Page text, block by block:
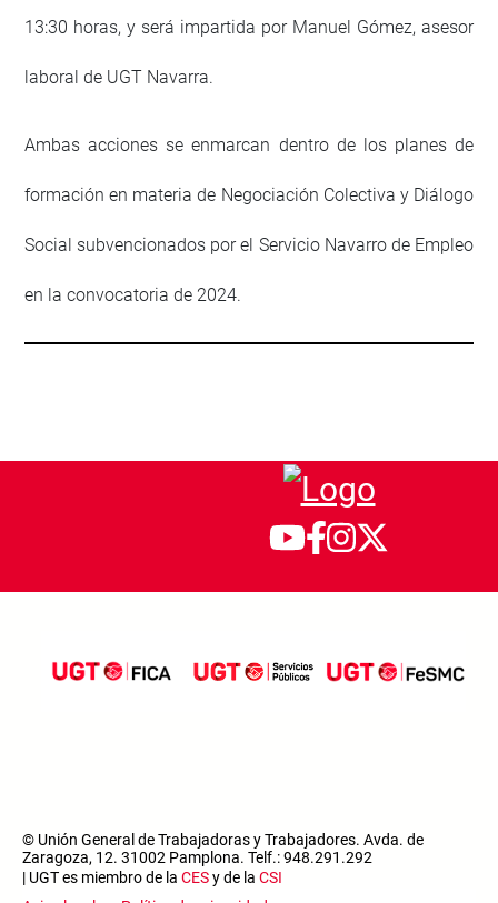
13:30 horas, y será impartida por Manuel Gómez, asesor
laboral de UGT Navarra.
Ambas acciones se enmarcan dentro de los planes de
formación en materia de Negociación Colectiva y Diálogo
Social subvencionados por el Servicio Navarro de Empleo
en la convocatoria de 2024.
© Unión General de Trabajadoras y Trabajadores. Avda. de
Zaragoza, 12. 31002 Pamplona. Telf.: 948.291.292
| UGT es miembro de la CESy de la CSI